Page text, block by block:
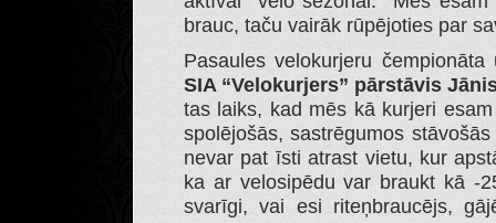
brauc, taču vairāk rūpējoties par
Pasaules velokurjeru
SIA “Velokurjers” pārstāvis
tas laiks, kad mēs kā kurjeri
spolējošās, sastrēgumos
nevar pat īsti atrast vietu, kur
ka ar velosipēdu var braukt kā -
svarīgi, vai esi riteņbraucējs,